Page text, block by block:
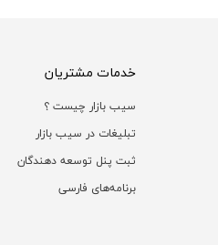
خدمات مشتریان
سیب بازار چیست ؟
تبلیغات در سیب بازار
ثبت پنل توسعه دهندگان
برنامه‌های فارسی